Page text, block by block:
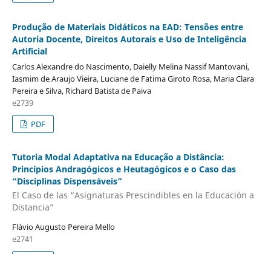
Produção de Materiais Didáticos na EAD: Tensões entre
Autoria Docente, Direitos Autorais e Uso de Inteligência
Artificial
Carlos Alexandre do Nascimento, Daielly Melina Nassif Mantovani,
Iasmim de Araujo Vieira, Luciane de Fatima Giroto Rosa, Maria Clara
Pereira e Silva, Richard Batista de Paiva
e2739
PDF
Tutoria Modal Adaptativa na Educação a Distância:
Princípios Andragógicos e Heutagógicos e o Caso das
“Disciplinas Dispensáveis”
El Caso de las “Asignaturas Prescindibles en la Educación a
Distancia”
Flávio Augusto Pereira Mello
e2741